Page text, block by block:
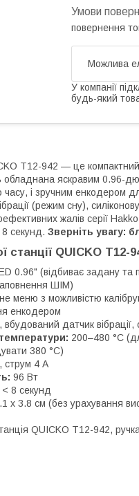
повернення
У компанії
будь-який
T12-942 — це
обладнана яскравим 0.96-
і зручним енкодером
(режим сну),
жалів серії
секунд. Зверніть увагу:
станції QUICKO T12-
0.96" (відбиває задану та
ШІМ)
меню з можливістю
енкодером
датчик
200–480 °C
380 °C)
струм 4 А
96 Вт
< 8 секунд
х 3.8 см (без урахування
QUICKO T12-942,